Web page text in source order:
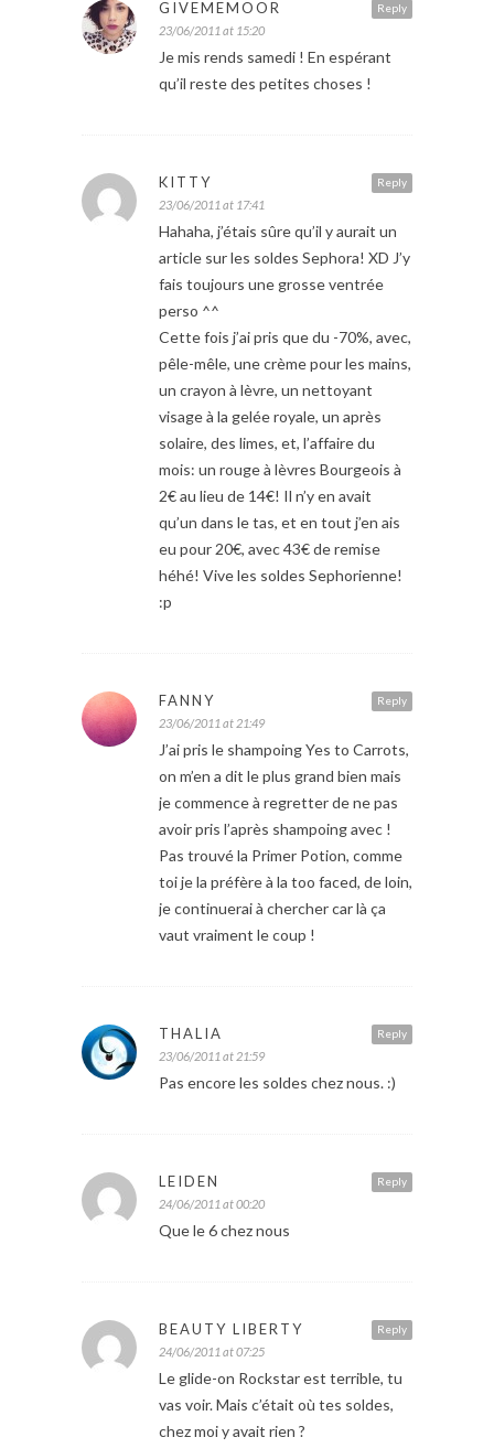
Reply
GIVEMEMOOR
23/06/2011 at 15:20
Je mis rends samedi ! En espérant
qu’il reste des petites choses !
Reply
KITTY
23/06/2011 at 17:41
Hahaha, j’étais sûre qu’il y aurait un
article sur les soldes Sephora! XD J’y
fais toujours une grosse ventrée
perso ^^
Cette fois j’ai pris que du -70%, avec,
pêle-mêle, une crème pour les mains,
un crayon à lèvre, un nettoyant
visage à la gelée royale, un après
solaire, des limes, et, l’affaire du
mois: un rouge à lèvres Bourgeois à
2€ au lieu de 14€! Il n’y en avait
qu’un dans le tas, et en tout j’en ais
eu pour 20€, avec 43€ de remise
héhé! Vive les soldes Sephorienne!
:p
Reply
FANNY
23/06/2011 at 21:49
J’ai pris le shampoing Yes to Carrots,
on m’en a dit le plus grand bien mais
je commence à regretter de ne pas
avoir pris l’après shampoing avec !
Pas trouvé la Primer Potion, comme
toi je la préfère à la too faced, de loin,
je continuerai à chercher car là ça
vaut vraiment le coup !
Reply
THALIA
23/06/2011 at 21:59
Pas encore les soldes chez nous. :)
Reply
LEIDEN
24/06/2011 at 00:20
Que le 6 chez nous
Reply
BEAUTY LIBERTY
24/06/2011 at 07:25
Le glide-on Rockstar est terrible, tu
vas voir. Mais c’était où tes soldes,
chez moi y avait rien ?